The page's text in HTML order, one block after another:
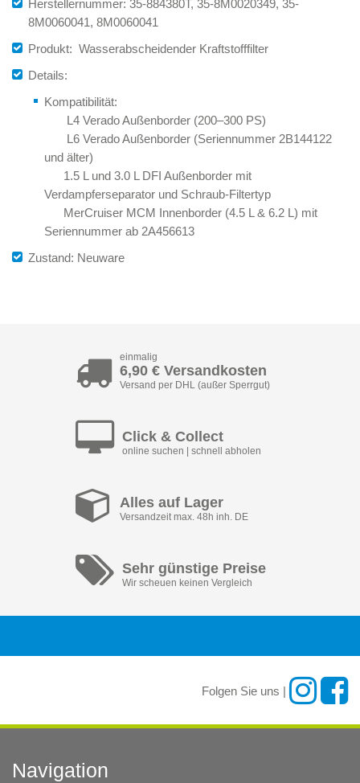
Herstellernummer: 35-884380T, 35-8M0020349, 35-
8M0060041, 8M0060041
Produkt: Wasserabscheidender Kraftstofffilter
Details:
Kompatibilität:
L4 Verado Außenborder (200–300 PS)
L6 Verado Außenborder (Seriennummer 2B144122
und älter)
1.5 L und 3.0 L DFI Außenborder mit
Verdampferseparator und Schraub-Filtertyp
MerCruiser MCM Innenborder (4.5 L & 6.2 L) mit
Seriennummer ab 2A456613
Zustand: Neuware
einmalig
6,90 € Versandkosten
Versand per DHL (außer Sperrgut)
Click & Collect
online suchen | schnell abholen
Alles auf Lager
Versandzeit max. 48h inh. DE
Sehr günstige Preise
Wir scheuen keinen Vergleich
Folgen Sie uns |
Navigation